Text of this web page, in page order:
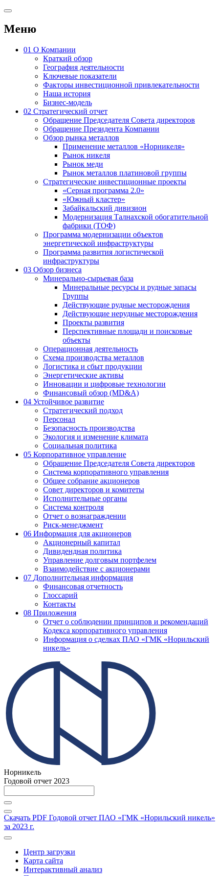
Меню
01 О Компании
Краткий обзор
География деятельности
Ключевые показатели
Факторы инвестиционной привлекательности
Наша история
Бизнес-модель
02 Стратегический отчет
Обращение Председателя Совета директоров
Обращение Президента Компании
Обзор рынка металлов
Применение металлов «Норникеля»
Рынок никеля
Рынок меди
Рынок металлов платиновой группы
Стратегические инвестиционные проекты
«Серная программа 2.0»
«Южный кластер»
Забайкальский дивизион
Модернизация Талнахской обогатительной
фабрики (ТОФ)
Программа модернизации объектов
энергетической инфраструктуры
Программа развития логистической
инфраструктуры
03 Обзор бизнеса
Минерально-сырьевая база
Минеральные ресурсы и рудные запасы
Группы
Действующие рудные месторождения
Действующие нерудные месторождения
Проекты развития
Перспективные площади и поисковые
объекты
Операционная деятельность
Схема производства металлов
Логистика и сбыт продукции
Энергетические активы
Инновации и цифровые технологии
Финансовый обзор (MD&A)
04 Устойчивое развитие
Стратегический подход
Персонал
Безопасность производства
Экология и изменение климата
Социальная политика
05 Корпоративное управление
Обращение Председателя Совета директоров
Система корпоративного управления
Общее собрание акционеров
Совет директоров и комитеты
Исполнительные органы
Система контроля
Отчет о вознаграждении
Риск-менеджмент
06 Информация для акционеров
Акционерный капитал
Дивидендная политика
Управление долговым портфелем
Взаимодействие с акционерами
07 Дополнительная информация
Финансовая отчетность
Глоссарий
Контакты
08 Приложения
Отчет о соблюдении принципов и рекомендаций
Кодекса корпоративного управления
Информация о сделках ПАО «ГМК «Норильский
никель»
Норникель
Годовой отчет 2023
Скачать PDF Годовой отчет ПАО «ГМК «Норильский никель»
за 2023 г.
Центр загрузки
Карта сайта
Интерактивный анализ